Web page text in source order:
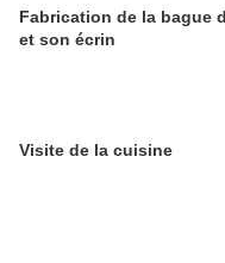
Fabrication de la bague
et son écrin
Visite de la cuisine